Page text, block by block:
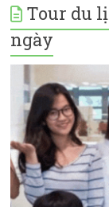
Tour du
ngày